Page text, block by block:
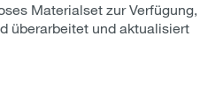
Materialset zur Verfügung,
überarbeitet und aktualisiert